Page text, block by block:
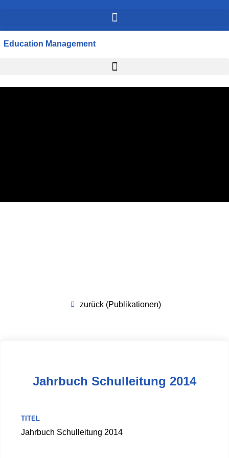
Education Management
zurück (Publikationen)
Jahrbuch Schulleitung 2014
TITEL
Jahrbuch Schulleitung 2014